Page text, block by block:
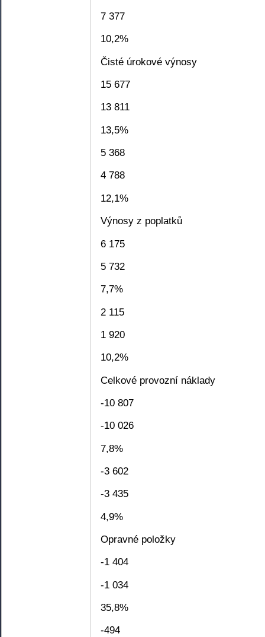
7 377
10,2%
Čisté úrokové výnosy
15 677
13 811
13,5%
5 368
4 788
12,1%
Výnosy z poplatků
6 175
5 732
7,7%
2 115
1 920
10,2%
Celkové provozní náklady
-10 807
-10 026
7,8%
-3 602
-3 435
4,9%
Opravné položky
-1 404
-1 034
35,8%
-494